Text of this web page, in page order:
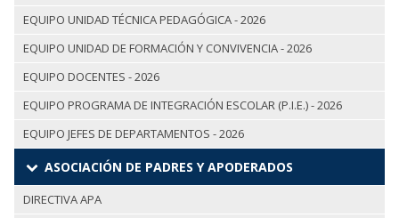
EQUIPO UNIDAD TÉCNICA PEDAGÓGICA - 2026
EQUIPO UNIDAD DE FORMACIÓN Y CONVIVENCIA - 2026
EQUIPO DOCENTES - 2026
EQUIPO PROGRAMA DE INTEGRACIÓN ESCOLAR (P.I.E.) - 2026
EQUIPO JEFES DE DEPARTAMENTOS - 2026
ASOCIACIÓN DE PADRES Y APODERADOS
DIRECTIVA APA